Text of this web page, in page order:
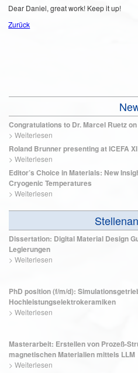
Dear Daniel, great work! Keep it up!
Zurück
Congratulations to Dr. Marcel Ruetz
> Weiterlesen
Roland Brunner presenting at ICEFA
> Weiterlesen
Editor’s Choice in Materials: New
Cryogenic Temperatures
> Weiterlesen
Dissertation: Digital Material Design
Legierungen
> Weiterlesen
PhD position (f/m/d):
Hochleistungselektrokeramiken
> Weiterlesen
Masterarbeit: Erstellen von Prozeß-
magnetischen Materialien mittels LLM
> Weiterlesen